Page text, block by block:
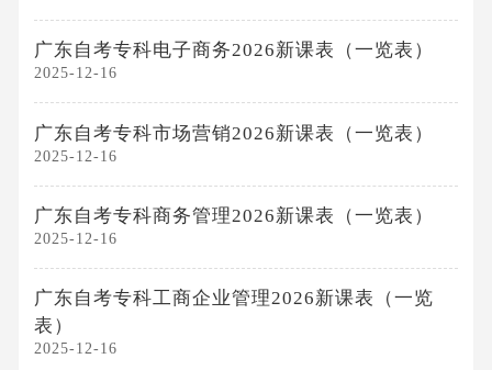
广东自考专科电子商务2026新课表（一览表）
2025-12-16
广东自考专科市场营销2026新课表（一览表）
2025-12-16
广东自考专科商务管理2026新课表（一览表）
2025-12-16
广东自考专科工商企业管理2026新课表（一览
表）
2025-12-16